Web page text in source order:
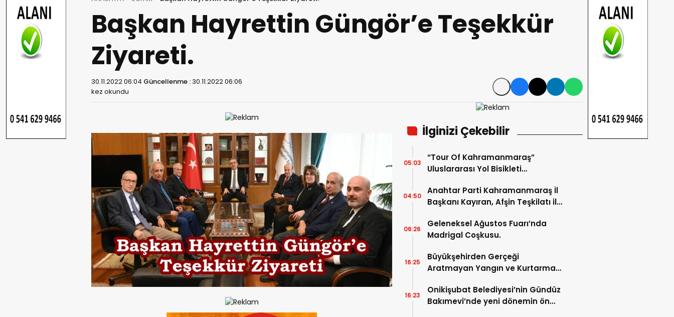
Başkan Hayrettin Güngör’e Teşekkür
Ziyareti.
30.11.2022 06:04 Güncellenme :30.11.2022 06:06
kez okundu
İlginizi Çekebilir
“Tour Of Kahramanmaraş”
Uluslararası Yol Bisikleti
05:03
Anahtar Parti Kahramanmaraş İl
Başkanı Kayıran, Afşin Teşkilatı ile
04:50
Geleneksel Ağustos Fuarı’nda
Madrigal Coşkusu.
06:26
Büyükşehirden Gerçeği
Aratmayan Yangın ve Kurtarma
16:25
Onikişubat Belediyesi’nin Gündüz
Bakımevi’nde yeni dönemin ön
16:23